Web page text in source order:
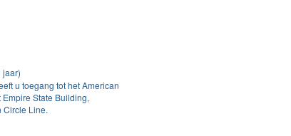
jaar)
u toegang tot het American
State Building,
Circle Line.